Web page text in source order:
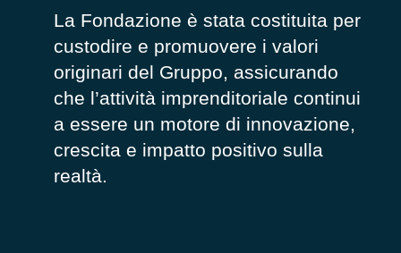
La Fondazione è stata costituita per
custodire e promuovere i valori
originari del Gruppo, assicurando
che l’attività imprenditoriale continui
a essere un motore di innovazione,
crescita e impatto positivo sulla
realtà.